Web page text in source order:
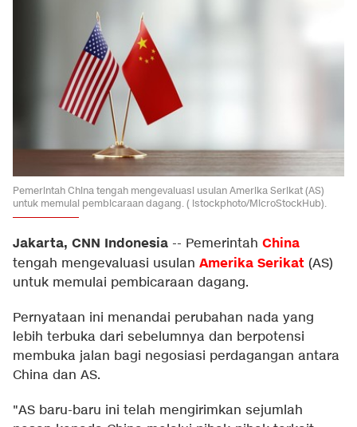
Pemerintah China tengah mengevaluasi usulan Amerika Serikat (AS)
untuk memulai pembicaraan dagang. ( istockphoto/MicroStockHub).
Jakarta, CNN Indonesia -- Pemerintah China
tengah mengevaluasi usulan Amerika Serikat (AS)
untuk memulai pembicaraan dagang.
Pernyataan ini menandai perubahan nada yang
lebih terbuka dari sebelumnya dan berpotensi
membuka jalan bagi negosiasi perdagangan antara
China dan AS.
"AS baru-baru ini telah mengirimkan sejumlah